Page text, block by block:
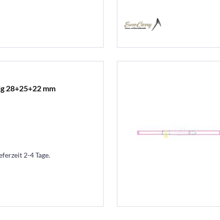
28+25+22 mm
2-4 Tage.